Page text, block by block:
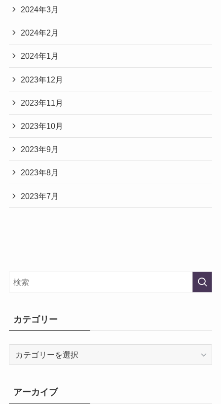
2024年3月
2024年2月
2024年1月
2023年12月
2023年11月
2023年10月
2023年9月
2023年8月
2023年7月
カテゴリー
リ
ー
アーカイブ